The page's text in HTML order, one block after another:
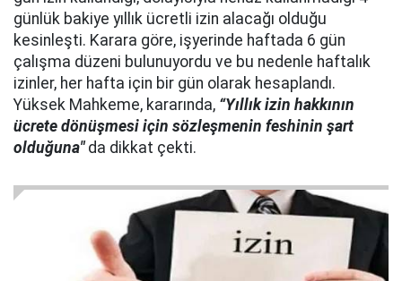
günlük bakiye yıllık ücretli izin alacağı olduğu
kesinleşti. Karara göre, işyerinde haftada 6 gün
çalışma düzeni bulunuyordu ve bu nedenle haftalık
izinler, her hafta için bir gün olarak hesaplandı.
Yüksek Mahkeme, kararında, “Yıllık izin hakkının
ücrete dönüşmesi için sözleşmenin feshinin şart
olduğuna"da dikkat çekti.